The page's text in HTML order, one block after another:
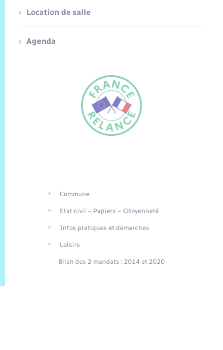
Traduction du
EN
Location de salle
Agenda
Commune
Etat civil – Papiers – Citoyenneté
Infos pratiques et démarches
Loisirs
Bilan des 2 mandats : 2014 et 2020